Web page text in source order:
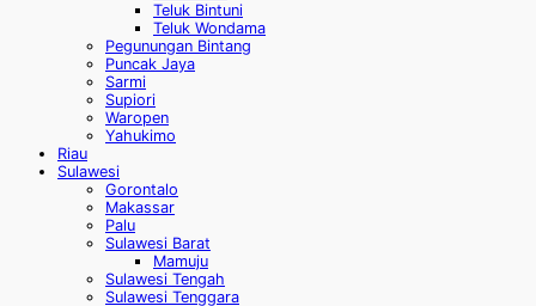
Teluk Bintuni
Teluk Wondama
Pegunungan Bintang
Puncak Jaya
Sarmi
Supiori
Waropen
Yahukimo
Riau
Sulawesi
Gorontalo
Makassar
Palu
Sulawesi Barat
Mamuju
Sulawesi Tengah
Sulawesi Tenggara